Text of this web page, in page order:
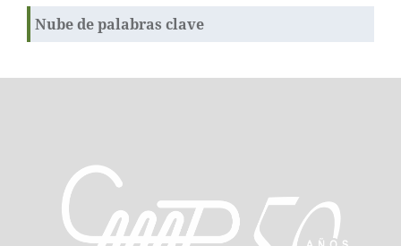
Nube de palabras clave